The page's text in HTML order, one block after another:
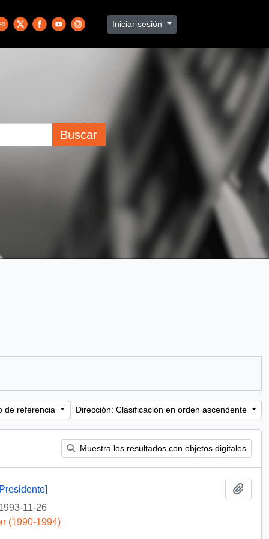
Iniciar sesión
Buscar
de referencia Dirección: Clasificación en orden ascendente
Muestra los resultados con objetos digitales
11-26
(1990-1994)